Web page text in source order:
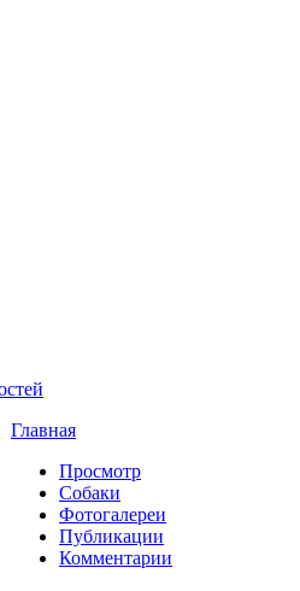
Главная
Просмотр
Собаки
Фотогалереи
Публикации
Комментарии